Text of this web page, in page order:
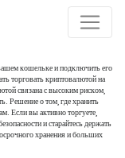
кошельке и подключить его
торговать криптовалютой на
связана с высоким риском,
Решение о том, где хранить
Если вы активно торгуете,
и старайтесь держать
хранения и больших